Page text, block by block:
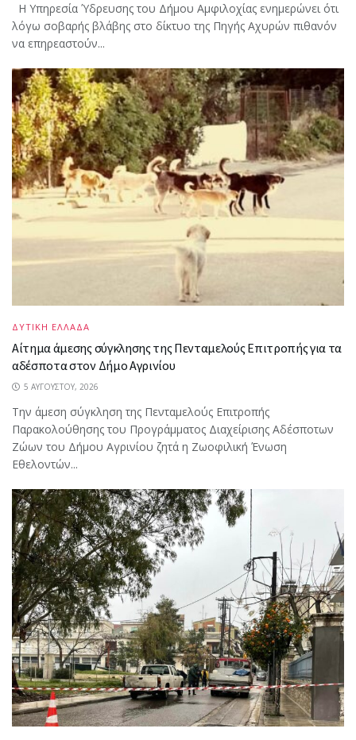
Η Υπηρεσία Ύδρευσης του Δήμου Αμφιλοχίας ενημερώνει ότι
λόγω σοβαρής βλάβης στο δίκτυο της Πηγής Αχυρών πιθανόν
να επηρεαστούν...
ΔΥΤΙΚΗ ΕΛΛΑΔΑ
Αίτημα άμεσης σύγκλησης της Πενταμελούς Επιτροπής για τα
αδέσποτα στον Δήμο Αγρινίου
5 ΑΥΓΟΎΣΤΟΥ, 2026
Την άμεση σύγκληση της Πενταμελούς Επιτροπής
Παρακολούθησης του Προγράμματος Διαχείρισης Αδέσποτων
Ζώων του Δήμου Αγρινίου ζητά η Ζωοφιλική Ένωση
Εθελοντών...